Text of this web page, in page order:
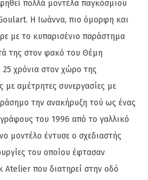
πολλά μοντέλα παγκόσμιου
Η Ιωάννα, πιο όμορφη και
με το κυπαρισένιο παράστημα
της στον φακό του Θέμη
25 χρόνια στον χώρο της
με αμέτρητες συνεργασίες με
την ανακήρυξη τού ως ένας
του 1996 από το γαλλικό
μοντέλο έντυσε ο σχεδιαστής
του οποίου έφτασαν
Atelier που διατηρεί στην οδό